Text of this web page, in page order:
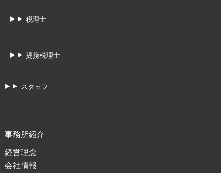
税理士
提携税理士
スタッフ
事務所紹介
経営理念
会社情報